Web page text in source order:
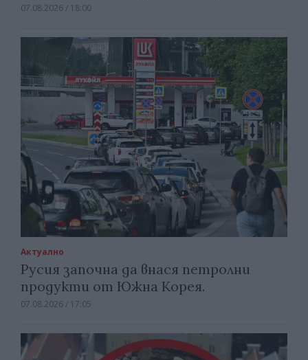
07.08.2026 / 18:00
Актуално
Русия започна да внася петролни
продукти от Южна Корея.
07.08.2026 / 17:05